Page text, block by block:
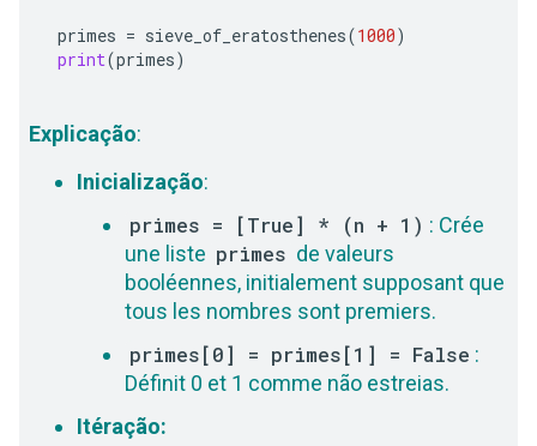
primes = sieve_of_eratosthenes(1000)
print(primes)
Explicação:
Inicialização:
primes = [True] * (n + 1) : Crée
une liste primes de valeurs
booléennes, initialement supposant que
tous les nombres sont premiers.
primes[0] = primes[1] = False :
Définit 0 et 1 comme não estreias.
Itéração: